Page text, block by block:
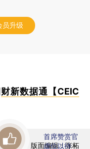
员升级
财新数据通【CEIC
版面编辑：张柘
首席赞赏官
虚位以待